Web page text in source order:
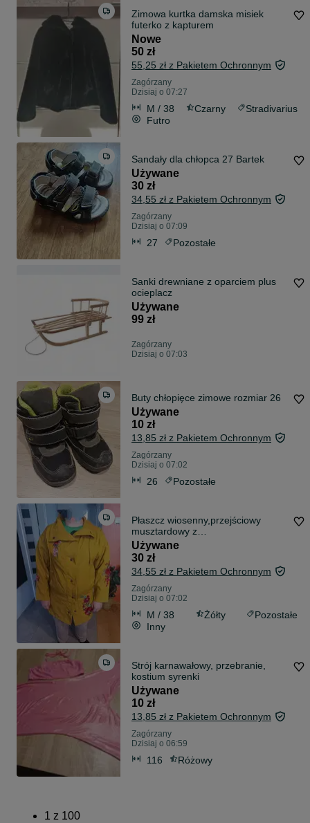
Zimowa kurtka damska misiek
futerko z kapturem
Nowe
50 zł
55,25 zł z Pakietem Ochronnym
Zagórzany
Dzisiaj o 07:27
M / 38 Czarny
Stradivarius
Futro
Sandały dla chłopca 27 Bartek
Używane
30 zł
34,55 zł z Pakietem Ochronnym
Zagórzany
Dzisiaj o 07:09
27 Pozostałe
Sanki drewniane z oparciem plus
ocieplacz
Używane
99 zł
Zagórzany
Dzisiaj o 07:03
Buty chłopięce zimowe rozmiar 26
Używane
10 zł
13,85 zł z Pakietem Ochronnym
Zagórzany
Dzisiaj o 07:02
26 Pozostałe
Płaszcz wiosenny,przejściowy
musztardowy z
motywem.kwiatowym folklorowym
Używane
30 zł
34,55 zł z Pakietem Ochronnym
Zagórzany
Dzisiaj o 07:02
M / 38 Żółty
Pozostałe
Inny
Strój karnawałowy, przebranie,
kostium syrenki
Używane
10 zł
13,85 zł z Pakietem Ochronnym
Zagórzany
Dzisiaj o 06:59
116 Różowy
1 z 100